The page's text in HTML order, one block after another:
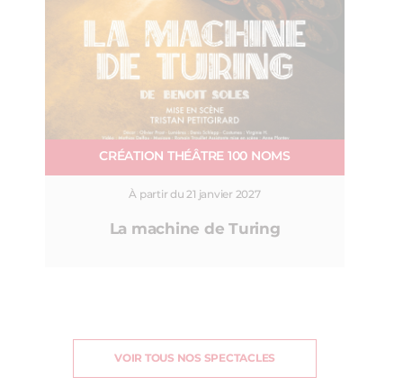
CRÉATION THÉÂTRE 100 NOMS
À partir du 21 janvier 2027
La machine de Turing
VOIR TOUS NOS SPECTACLES